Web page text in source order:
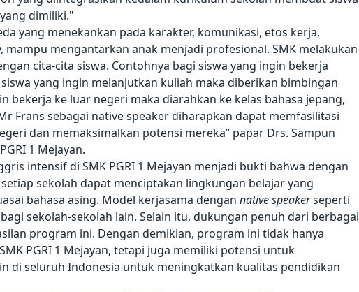
dimiliki."
menekankan pada karakter, komunikasi, etos kerja,
mengantarkan anak menjadi profesional. SMK melakukan
cita-cita siswa. Contohnya bagi siswa yang ingin bekerja
yang ingin melanjutkan kuliah maka diberikan bimbingan
bekerja ke luar negeri maka diarahkan ke kelas bahasa jepang,
Frans sebagai native speaker diharapkan dapat memfasilitasi
dan memaksimalkan potensi mereka” papar Drs. Sampun
1 Mejayan.
intensif di SMK PGRI 1 Mejayan menjadi bukti bahwa dengan
sekolah dapat menciptakan lingkungan belajar yang
bahasa asing. Model kerjasama dengan native speakerseperti
sekolah-sekolah lain. Selain itu, dukungan penuh dari berbagai
program ini. Dengan demikian, program ini tidak hanya
PGRI 1 Mejayan, tetapi juga memiliki potensi untuk
di seluruh Indonesia untuk meningkatkan kualitas pendidikan